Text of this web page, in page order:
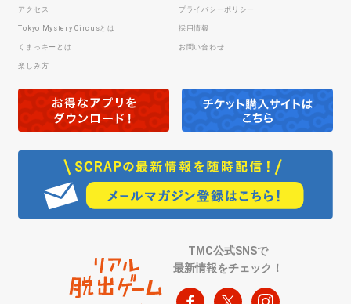
アクセス
Tokyo Mystery Circusとは
くまっキーとは
楽しみ方
プライバシーポリシー
採用情報
お問い合わせ
TMC公式SNSで
最新情報をチェック！